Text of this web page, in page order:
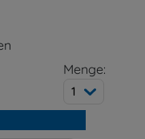
Menge:
1